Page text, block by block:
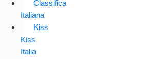
Classifica
Italiana
Kiss
Kiss
Italia